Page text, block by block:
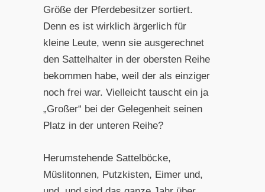
Größe der Pferdebesitzer sortiert.
Denn es ist wirklich ärgerlich für
kleine Leute, wenn sie ausgerechnet
den Sattelhalter in der obersten Reihe
bekommen habe, weil der als einziger
noch frei war. Vielleicht tauscht ein ja
„Großer“ bei der Gelegenheit seinen
Platz in der unteren Reihe?
Herumstehende Sattelböcke,
Müslitonnen, Putzkisten, Eimer und,